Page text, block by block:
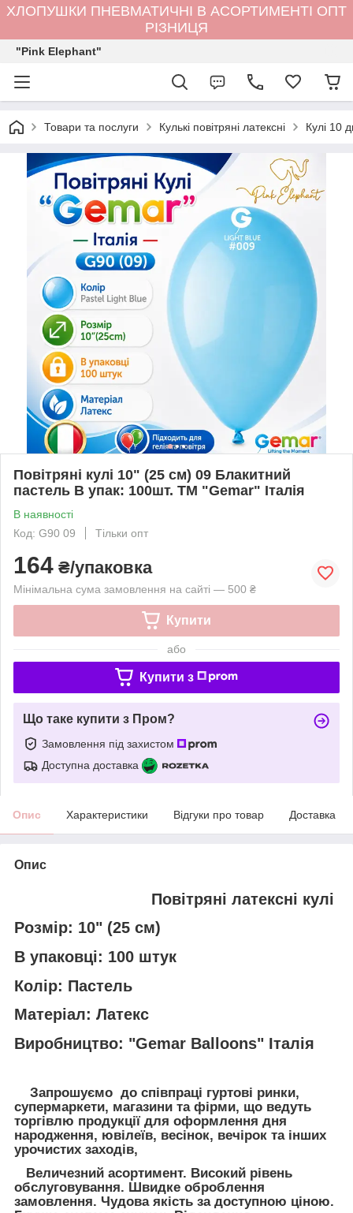
ХЛОПУШКИ ПНЕВМАТИЧНІ В АСОРТИМЕНТІ ОПТ
РІЗНИЦЯ
"Pink Elephant"
Товари та послуги Кулькi повітряні латексні Кулі 10
Повітряні кулі 10" (25 см) 09 Блакитний
пастель В упак: 100шт. ТМ "Gemar" Італія
В наявності
Код: G90 09
Тільки опт
164 ₴/упаковка
Мінімальна сума замовлення на сайті — 500 ₴
Купити
або
Купити з
Що таке купити з Пром?
Замовлення під захистом
Доступна доставка
Опис Характеристики Відгуки про товар Доставка
Опис
Повітряні латексні кулі
Розмір: 10" (25 см)
В упаковці: 100 штук
Колір: Пастель
Матеріал: Латекс
Виробництво: "Gemar Balloons" Італія
Запрошуємо до співпраці гуртові ринки,
супермаркети, магазини та фірми, що ведуть
торгівлю продукції для оформлення дня
народження, ювілеїв, весінок, вечірок та інших
урочистих заходів,
Величезний асортимент. Високий рівень
обслуговування. Швидке оброблення
замовлення. Чудова якість за доступною ціною.